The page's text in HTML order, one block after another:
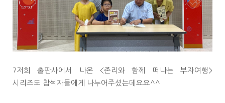
?저희 출판사에서 나온 <존리와 함께 떠나는 부자여행>
시리즈도 참석자들에게 나누어주셨는데요요^^